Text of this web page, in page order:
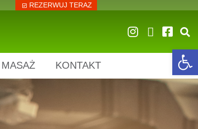
REZERWUJ TERAZ
MASAŻ KONTAKT